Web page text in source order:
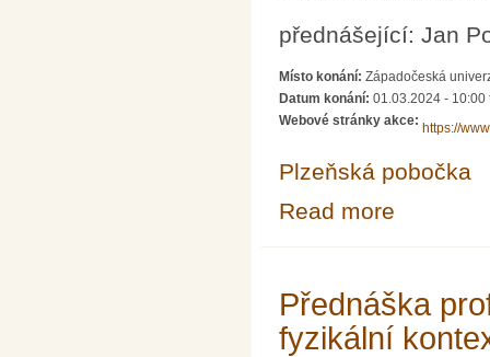
přednášející: Jan
Místo konání: Západočeská
Datum konání: 01.03.2024 - 10:00
Webové stránky akce:
https://
Plzeňská pobočka
Read more
Přednáška
fyzikální